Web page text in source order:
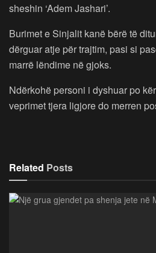
sheshin ‘Adem Jashari’.
Burimet e Sinjalit kanë bërë të
dërguar atje për trajtim, pasi si
marrë lëndime në gjoks.
Ndërkohë personi i dyshuar po
veprimet tjera ligjore do merren
Related Posts